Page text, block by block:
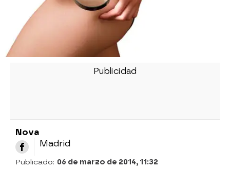
Nova
Madrid
Publicado: 06 de marzo de 2014, 11:32